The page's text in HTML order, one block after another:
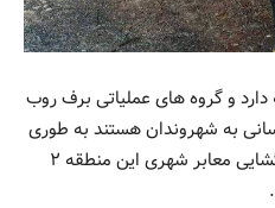
و گروه های عملیاتی برف روب
به شهروندان هستند به طوری
که از روز گذشته تا کنون برای بازگشایی معابر شهری این منطقه ۲